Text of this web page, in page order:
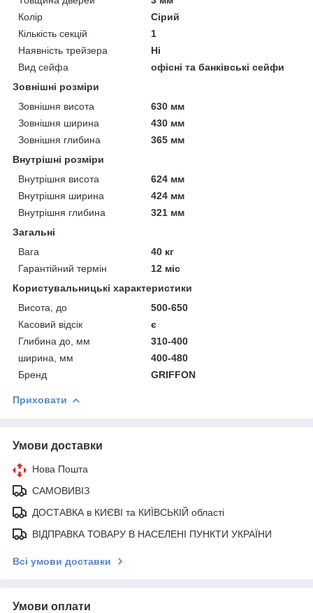
Колір
Сірий
Кількість секцій
1
Наявність трейзера
Ні
Вид сейфа
офісні та банківські сейфи
Зовнішні розміри
Зовнішня висота
630 мм
Зовнішня ширина
430 мм
Зовнішня глибина
365 мм
Внутрішні розміри
Внутрішня висота
624 мм
Внутрішня ширина
424 мм
Внутрішня глибина
321 мм
Загальні
Вага
40 кг
Гарантійний термін
12 міс
Користувальницькі характеристики
Висота, до
500-650
Касовий відсік
є
Глибина до, мм
310-400
ширина, мм
400-480
Бренд
GRIFFON
Приховати
Умови доставки
Нова Пошта
САМОВИВІЗ
ДОСТАВКА в КИЄВІ та КИЇВСЬКІЙ області
ВІДПРАВКА ТОВАРУ В НАСЕЛЕНІ ПУНКТИ УКРАЇНИ
Всі умови доставки
Умови оплати